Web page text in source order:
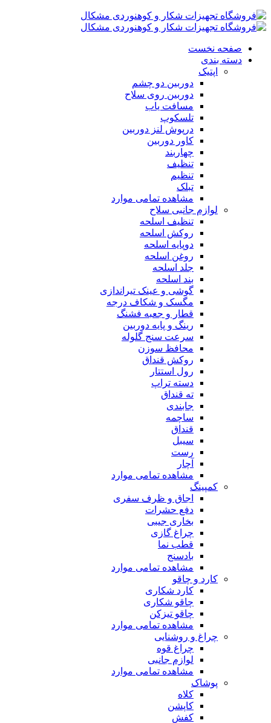
صفحه نخست
دسته بندی
اپتیک
دوربین دو چشم
دوربین روی سلاح
مسافت یاب
تلسکوپ
درپوش لنز دوربین
کاور دوربین
چهاربند
تنظیف
تنظیم
تبلک
مشاهده تمامی موارد
لوازم جانبی سلاح
تنظیف اسلحه
روکش اسلحه
دوپایه اسلحه
روغن اسلحه
جلد اسلحه
بند اسلحه
گوشی و عینک تیراندازی
مگسک و شکاف درجه
قطار و جعبه فشنگ
رینگ و پایه دوربین
سرعت سنج گلوله
محافظ سوزن
روکش قنداق
رول استتار
دسته تراپ
ته قنداق
جابندی
ساچمه
قنداق
سیبل
رست
آچار
مشاهده تمامی موارد
کمپینگ
اجاق و ظرف سفری
دفع حشرات
بخاری جیبی
چراغ گازی
قطب نما
بادسنج
مشاهده تمامی موارد
کارد و چاقو
کارد شکاری
چاقو شکاری
چاقو تیزکن
مشاهده تمامی موارد
چراغ و روشنایی
چراغ قوه
لوازم جانبی
مشاهده تمامی موارد
پوشاک
کلاه
کاپشن
کفش